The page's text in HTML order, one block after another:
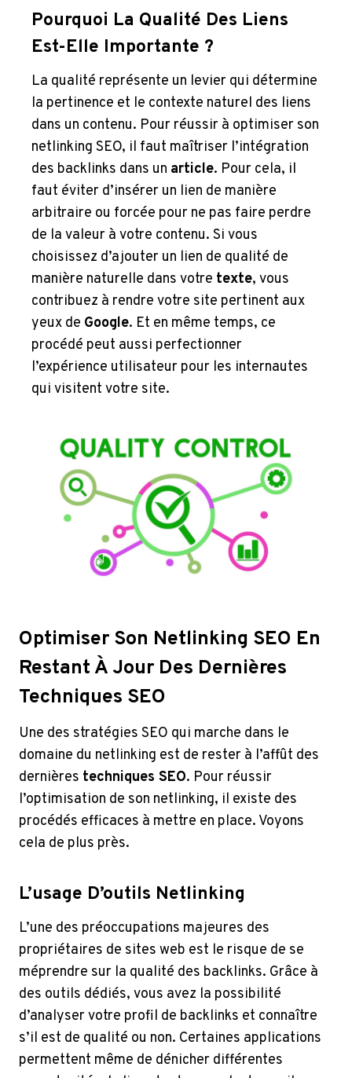
Pourquoi La Qualité Des Liens
Est-Elle Importante ?
La qualité représente un levier qui détermine
la pertinence et le contexte naturel des liens
dans un contenu. Pour réussir à optimiser son
netlinking SEO, il faut maîtriser l’intégration
des backlinks dans un article. Pour cela, il
faut éviter d’insérer un lien de manière
arbitraire ou forcée pour ne pas faire perdre
de la valeur à votre contenu. Si vous
choisissez d’ajouter un lien de qualité de
manière naturelle dans votre texte, vous
contribuez à rendre votre site pertinent aux
yeux de Google. Et en même temps, ce
procédé peut aussi perfectionner
l’expérience utilisateur pour les internautes
qui visitent votre site.
Optimiser Son Netlinking SEO En
Restant À Jour Des Dernières
Techniques SEO
Une des stratégies SEO qui marche dans le
domaine du netlinking est de rester à l’affût des
dernières techniques SEO. Pour réussir
l’optimisation de son netlinking, il existe des
procédés efficaces à mettre en place. Voyons
cela de plus près.
L’usage D’outils Netlinking
L’une des préoccupations majeures des
propriétaires de sites web est le risque de se
méprendre sur la qualité des backlinks. Grâce à
des outils dédiés, vous avez la possibilité
d’analyser votre profil de backlinks et connaître
s’il est de qualité ou non. Certaines applications
permettent même de dénicher différentes